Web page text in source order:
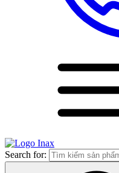
Search for: